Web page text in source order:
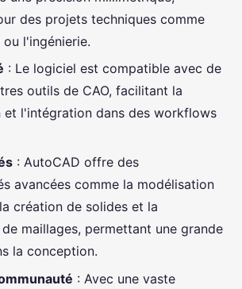
des projets techniques comme
l'ingénierie.
: Le logiciel est compatible avec de
outils de CAO, facilitant la
et l'intégration dans des workflows
: AutoCAD offre des
avancées comme la modélisation
création de solides et la
maillages, permettant une grande
la conception.
: Avec une vaste